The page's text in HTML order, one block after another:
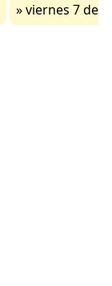
viernes 7 de